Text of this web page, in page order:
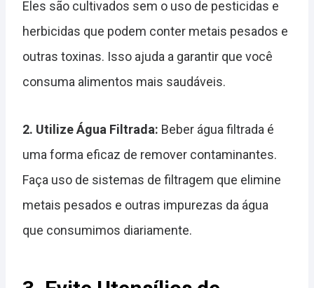
Eles são cultivados sem o uso de pesticidas e
herbicidas que podem conter metais pesados e
outras toxinas. Isso ajuda a garantir que você
consuma alimentos mais saudáveis.
2. Utilize Água Filtrada: Beber água filtrada é
uma forma eficaz de remover contaminantes.
Faça uso de sistemas de filtragem que elimine
metais pesados e outras impurezas da água
que consumimos diariamente.